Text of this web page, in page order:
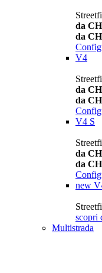
da
da
V4
da
da
V4 S
da
da
new
scopri
Multistrada